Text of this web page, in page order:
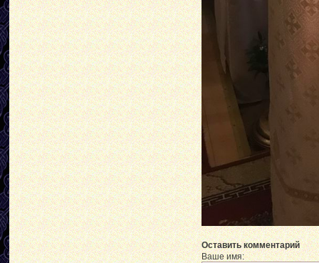
Оставить комментарий
Ваше имя: